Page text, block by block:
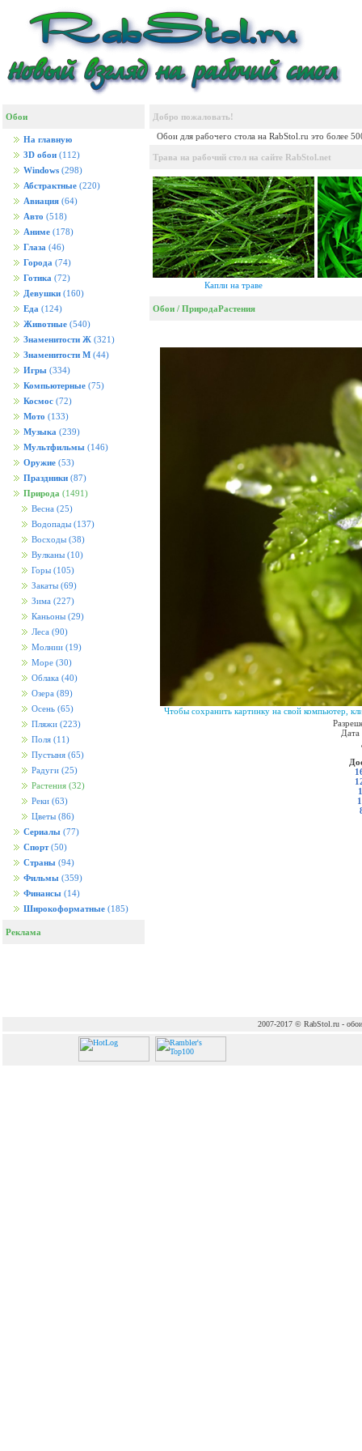
Обои
На главную
3D обои (112)
Windows (298)
Абстрактные (220)
Авиация (64)
Авто (518)
Аниме (178)
Глаза (46)
Города (74)
Готика (72)
Девушки (160)
Еда (124)
Животные (540)
Знаменитости Ж (321)
Знаменитости М (44)
Игры (334)
Компьютерные (75)
Космос (72)
Мото (133)
Музыка (239)
Мультфильмы (146)
Оружие (53)
Праздники (87)
Природа (1491)
Весна (25)
Водопады (137)
Восходы (38)
Вулканы (10)
Горы (105)
Закаты (69)
Зима (227)
Каньоны (29)
Леса (90)
Молнии (19)
Море (30)
Облака (40)
Озера (89)
Осень (65)
Пляжи (223)
Поля (11)
Пустыня (65)
Радуги (25)
Растения (32)
Реки (63)
Цветы (86)
Сериалы (77)
Спорт (50)
Страны (94)
Фильмы (359)
Финансы (14)
Широкоформатные (185)
Реклама
Добро пожаловать!
Обои для рабочего стола на RabStol.ru это более
Трава на рабочий стол на сайте RabStol.net
Капли на траве
Обои / ПриродаРастения
Чтобы сохранить картинку на свой компьютер,
Дата
2007-2017 © RabStol.ru - обои